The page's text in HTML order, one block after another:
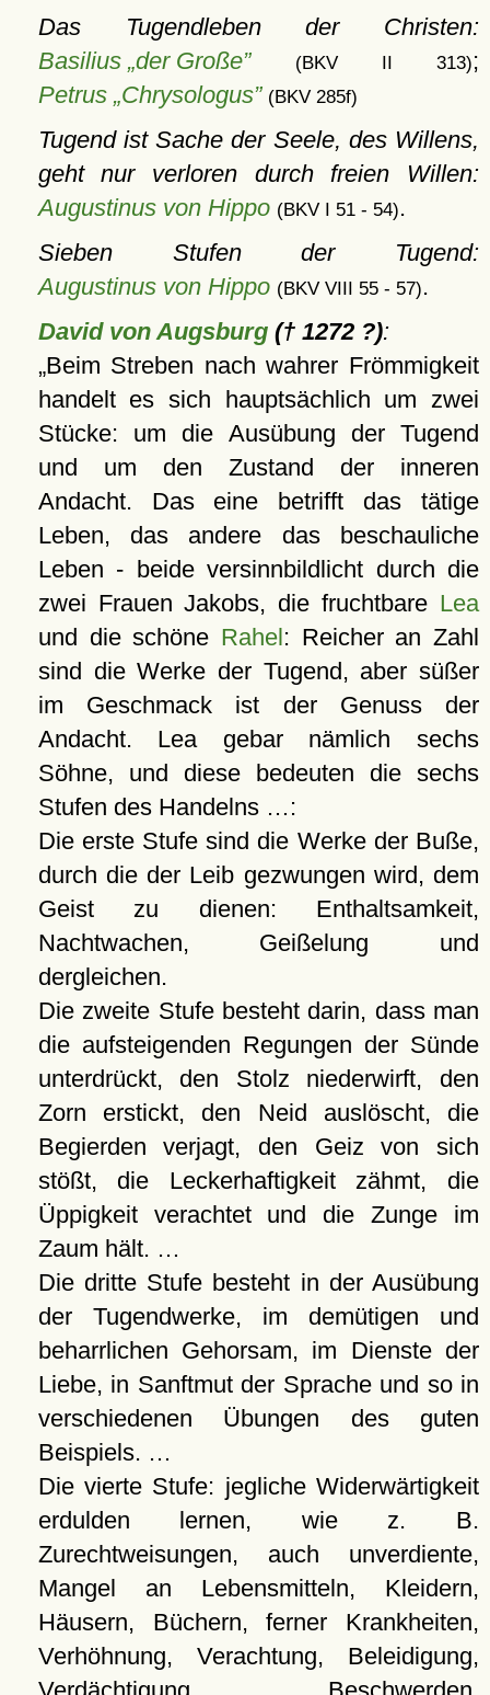
Das Tugendleben der Christen:
Basilius „der Große”
(BKV II 313);
Petrus „Chrysologus” (BKV 285f)
Tugend ist Sache der Seele, des Willens,
geht nur verloren durch freien Willen:
Augustinus von Hippo (BKV I 51 - 54).
Sieben Stufen der Tugend:
Augustinus von Hippo (BKV VIII 55 - 57).
David von Augsburg(† 1272 ?):
Beim Streben nach wahrer Frömmigkeit
handelt es sich hauptsächlich um zwei
Stücke: um die Ausübung der Tugend
und um den Zustand der inneren
Andacht. Das eine betrifft das tätige
Leben, das andere das beschauliche
Leben - beide versinnbildlicht durch die
zwei Frauen Jakobs, die fruchtbare Lea
und die schöne Rahel: Reicher an Zahl
sind die Werke der Tugend, aber süßer
im Geschmack ist der Genuss der
Andacht. Lea gebar nämlich sechs
Söhne, und diese bedeuten die sechs
Stufen des Handelns …:
Die erste Stufe sind die Werke der Buße,
durch die der Leib gezwungen wird, dem
Geist zu dienen: Enthaltsamkeit,
Nachtwachen, Geißelung und
dergleichen.
Die zweite Stufe besteht darin, dass man
die aufsteigenden Regungen der Sünde
unterdrückt, den Stolz niederwirft, den
Zorn erstickt, den Neid auslöscht, die
Begierden verjagt, den Geiz von sich
stößt, die Leckerhaftigkeit zähmt, die
Üppigkeit verachtet und die Zunge im
Zaum hält. …
Die dritte Stufe besteht in der Ausübung
der Tugendwerke, im demütigen und
beharrlichen Gehorsam, im Dienste der
Liebe, in Sanftmut der Sprache und so in
verschiedenen Übungen des guten
Beispiels. …
Die vierte Stufe: jegliche Widerwärtigkeit
erdulden lernen, wie z. B.
Zurechtweisungen, auch unverdiente,
Mangel an Lebensmitteln, Kleidern,
Häusern, Büchern, ferner Krankheiten,
Verhöhnung, Verachtung, Beleidigung,